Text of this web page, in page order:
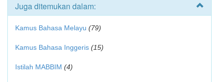
Juga ditemukan dalam:
Kamus Bahasa Melayu (79)
Kamus Bahasa Inggeris (15)
Istilah MABBIM (4)